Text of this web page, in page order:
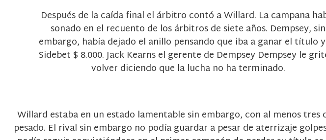
Después de la caída final el árbitro contó a Willard. La campana
sonado en el recuento de los árbitros de siete años. Dempsey, sin
embargo, había dejado el anillo pensando que iba a ganar el título
Sidebet $ 8.000. Jack Kearns el gerente de Dempsey Dempsey le
volver diciendo que la lucha no ha terminado.
Willard estaba en un estado lamentable sin embargo, con al menos
pesado. El rival sin embargo no podía guardar a pesar de aterrizaje